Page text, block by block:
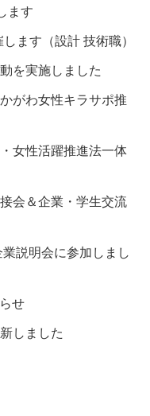
ます
ます（設計 技術職）
を実施しました
がわ女性キラサポ推
女性活躍推進法一体
会＆企業・学生交流
説明会に参加しまし
せ
しました